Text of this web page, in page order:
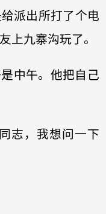
派出所打了个电
上九寨沟玩了。
中午。他把自己
志，我想问一下